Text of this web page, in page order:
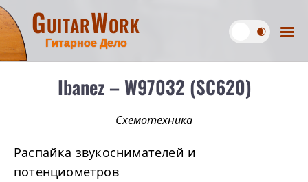
GuitarWork
Гитарное Дело
Ibanez – W97032 (SC620)
Схемотехника
Распайка звукоснимателей и
потенциометров